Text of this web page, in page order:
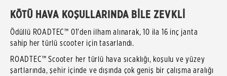
KÖTÜ HAVA KOŞULLARINDA BİLE ZEVKLİ
Ödüllü ROADTEC™ 01'den ilham alınarak, 10 ila 16 inç janta
sahip her türlü scooter için tasarlandı.
ROADTEC™ Scooter her türlü hava sıcaklığı, koşulu ve yüzey
şartlarında, şehir içinde ve dışında çok geniş bir çalışma aralığı